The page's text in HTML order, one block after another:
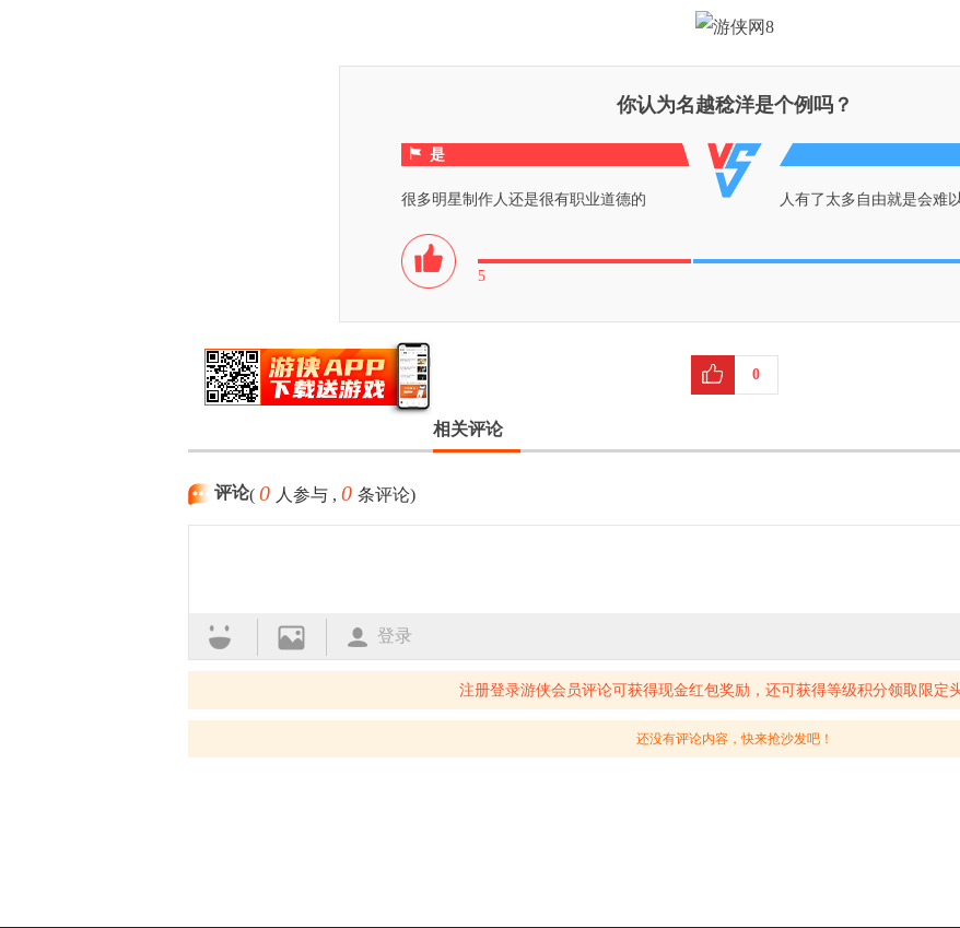
你认为名越稔洋是个例吗？
是
很多明星制作人还是很有职业道德的 人有了太多自由就是会难
5
0
相关评论
评论( 0 人参与 , 0 条评论)
登录
注册登录游侠会员评论可获得现金红包奖励，还可获得等级积分领取限定
还没有评论内容，快来抢沙发吧！